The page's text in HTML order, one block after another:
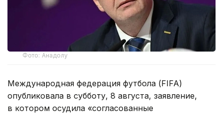
Фото: Анадолу
Международная федерация футбола (FIFA)
опубликовала в субботу, 8 августа, заявление,
в котором осудила «согласованные